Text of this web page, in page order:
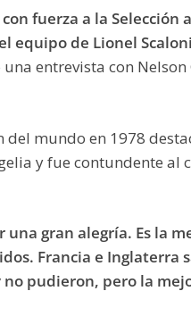
fuerza a la
equipo de Lionel
entrevista con Nelson
mundo en 1978
y fue contundente al
una gran alegría. Es la
Francia e Inglaterra
no pudieron, pero la